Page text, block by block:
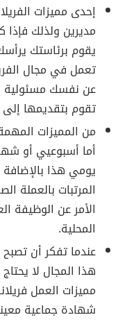
إحدى مميزات
مديرين ولذلك
يقوم برئاستك
تعمل في مجال
عن نفسك مسئولية
تقوم بتقديمها
من المميزات
أما أسبوعيي أو
يومي هذا
المرتبات بالعملة
الأمر عن الوظيفة
المحلية.
عندما تفكر أن
هذا المجال لا
مميزات العمل
شهادة جماعية